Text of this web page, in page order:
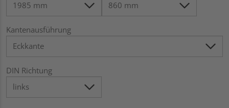
Kantenausführung
DIN Richtung